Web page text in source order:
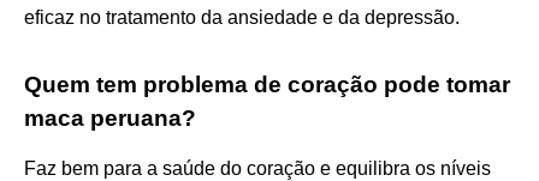
eficaz no tratamento da ansiedade e da depressão.
Quem tem problema de coração pode tomar
maca peruana?
Faz bem para a saúde do coração e equilibra os níveis